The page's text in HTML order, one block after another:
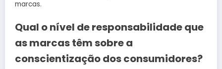
marcas.
Qual o nível de responsabilidade que
as marcas têm sobre a
conscientização dos consumidores?